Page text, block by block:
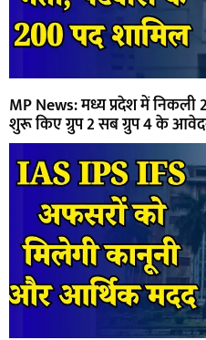
MP News: मध्य प्रदेश में निकली
शुरू किए ग्रुप 2 सब ग्रुप 4 के